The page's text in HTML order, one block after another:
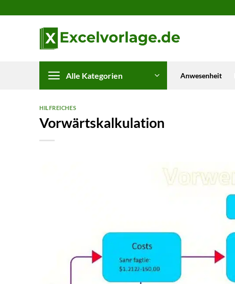
Inhalt
Alle Kategorien Anwesenheit
HILFREICHES
Vorwärtskalkulation